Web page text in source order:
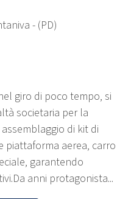
- (PD)
giro di poco tempo, si
societaria per la
di kit di
aerea, carro
garantendo
anni protagonista...